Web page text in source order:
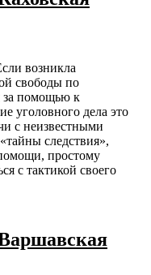
возникла
свободы по
за помощью к
уголовного дела это
с неизвестными
следствия»,
простому
с тактикой своего